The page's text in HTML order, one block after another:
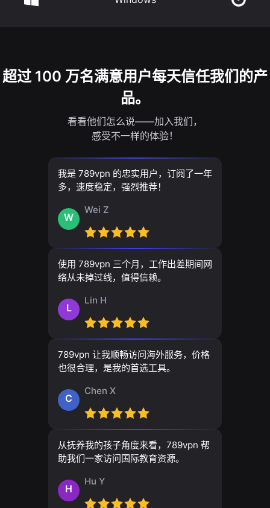
超过 100 万名满意用户每天信任我们的产
品。
看看他们怎么说——加入我们，
感受不一样的体验！
我是 789vpn 的忠实用户，订阅了一年
多，速度稳定，强烈推荐！
W
Wei Z
使用 789vpn 三个月，工作出差期间网
络从未掉过线，值得信赖。
L
Lin H
789vpn 让我顺畅访问海外服务，价格
也很合理，是我的首选工具。
C
Chen X
从抚养我的孩子角度来看，789vpn 帮
助我们一家访问国际教育资源。
H
Hu Y